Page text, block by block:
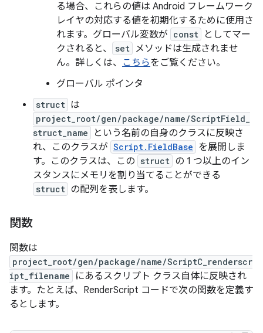
る場合、これらの値は Android フレームワーク
レイヤの対応する値を初期化するために使用さ
れます。グローバル変数が const
としてマー
クされると、
set メソッドは生成されませ
ん。詳しくは、 こちらをご覧ください。
グローバル ポインタ
struct は
project_root/gen/package/name/ScriptField_
struct_name
という名前の自身のクラスに反映さ
れ、このクラスが Script.FieldBase を展開しま
す。このクラスは、この struct の 1 つ以上のイン
スタンスにメモリを割り当てることができる
struct の配列を表します。
関数
関数は
project_root/gen/package/name/ScriptC_renderscr
ipt_filename
にあるスクリプト クラス自体に反映され
ます。たとえば、RenderScript コードで次の関数を定義す
るとします。